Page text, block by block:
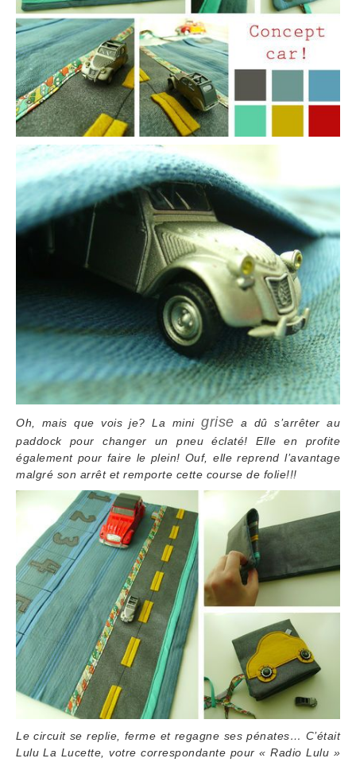
Oh, mais que vois je? La minigrise a dû s’arrêter au
paddock pour changer un pneu éclaté! Elle en profite
également pour faire le plein! Ouf, elle reprend l’avantage
malgré son arrêt et remporte cette course de folie!!!
Le circuit se replie, ferme et regagne ses pénates… C’était
Lulu La Lucette, votre correspondante pour « Radio Lulu »